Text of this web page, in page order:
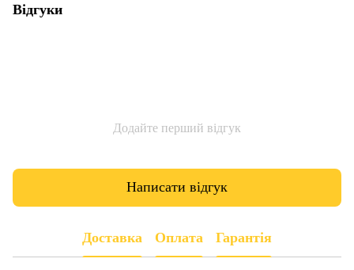
Відгуки
Додайте перший відгук
Написати відгук
Доставка Оплата Гарантія